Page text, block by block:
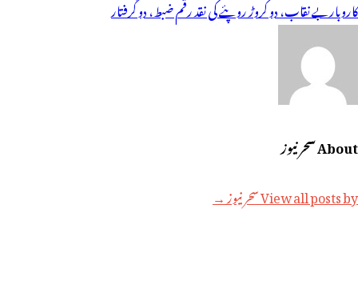
کاروباربے نقاب، دو کروڑ روپئے کی نقد رقم ضبط، دو گرفتار
About سحر نیوز
View all posts by سحر نیوز →